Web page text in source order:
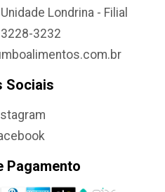
Londrina - Filial
3232
Sociais
Pagamento